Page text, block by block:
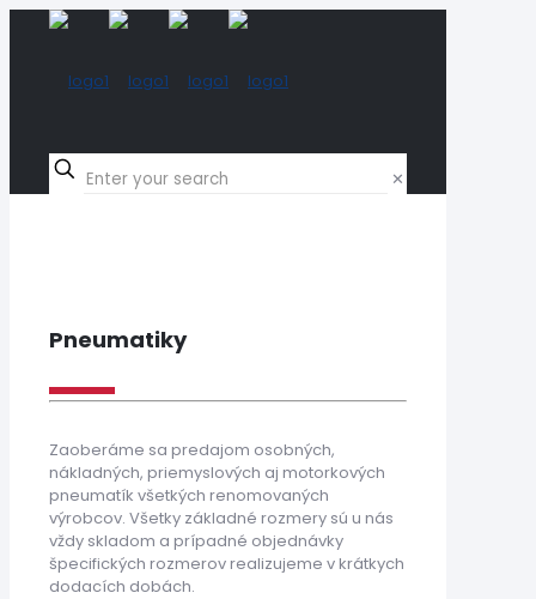
✕
Pneumatiky
Zaoberáme sa predajom osobných,
nákladných, priemyslových aj motorkových
pneumatík všetkých renomovaných
výrobcov. Všetky základné rozmery sú u nás
vždy skladom a prípadné objednávky
špecifických rozmerov realizujeme v krátkych
dodacích dobách.